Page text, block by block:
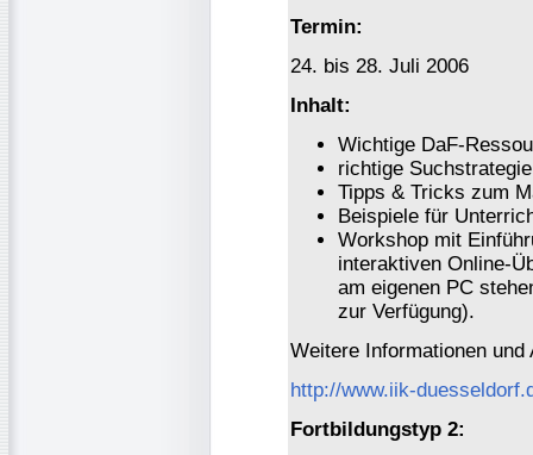
Termin:
24. bis 28. Juli 2006
Inhalt:
Wichtige DaF-
richtige
Tipps & Tricks zum
Beispiele für
Workshop mit
interaktiven Online-
am eigenen PC
zur Verfügung).
Weitere Informationen und
http://www.iik-
Fortbildungstyp 2: